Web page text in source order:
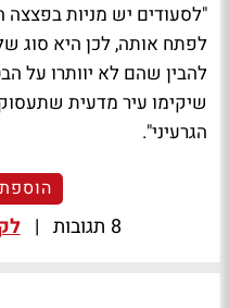
"לסעודים יש מניות בפצצה
לפתח אותה, לכן היא סוג
שיקימו עיר מדעית
הגרעיני".
8 תגובות |